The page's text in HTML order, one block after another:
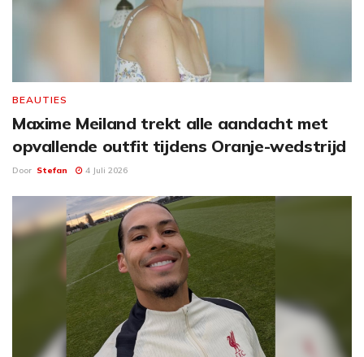
BEAUTIES
Maxime Meiland trekt alle aandacht met
opvallende outfit tijdens Oranje-wedstrijd
Door Stefan 4 Juli 2026